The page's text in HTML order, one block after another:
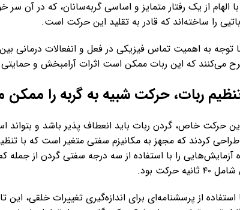
الهام از یک رفتار متمایز و اساسی گربه‌سانان، که در آن
را ساخته‌اند که قادر به تقلید این حرکت است.
توجه به اهمیت تماس فیزیکی در فعل و انفعالات درمانی
می‌کنند که این ربات ممکن است اثرات آرامبخش و حمایتی
ربات، حرکت شبیه به گربه را ممکن
حرکت خاص، گردن ربات باید انعطاف پذیر باشد و
طراحی کردند که مجهز به مکانیزم سفتی متغیر است که با
حرکت بود.
از پرسشنامه‌ای برای اندازه‌گیری تغییرات خلقی، این